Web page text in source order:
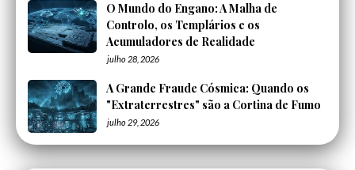
O Mundo do Engano: A Malha de
Controlo, os Templários e os
Acumuladores de Realidade
julho 28, 2026
A Grande Fraude Cósmica: Quando os
"Extraterrestres" são a Cortina de Fumo
julho 29, 2026